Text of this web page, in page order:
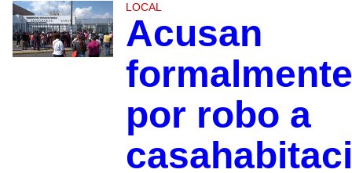
LOCAL
Acusan
formalmente
por robo a